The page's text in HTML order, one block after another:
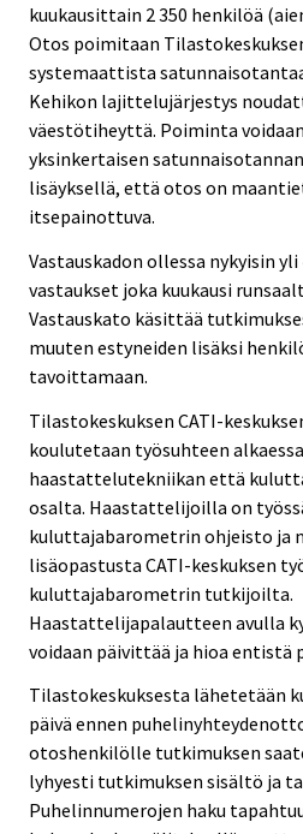
kuukausittain 2 350 henkilöä
Otos poimitaan
systemaattista
Kehikon lajittelujärjestys
väestötiheyttä. Poiminta
yksinkertaisen
lisäyksellä, että otos on
itsepainottuva.
Vastauskadon ollessa nykyisin
vastaukset joka kuukausi
Vastauskato käsittää
muuten estyneiden lisäksi
tavoittamaan.
Tilastokeskuksen CATI-
koulutetaan työsuhteen
haastattelutekniikan että
osalta. Haastattelijoilla on
kuluttajabarometrin ohjeisto ja
lisäopastusta CATI-keskuksen
kuluttajabarometrin tutkijoilta.
Haastattelijapalautteen avulla
voidaan päivittää ja hioa entistä
Tilastokeskuksesta lähetetään
päivä ennen
otoshenkilölle tutkimuksen
lyhyesti tutkimuksen sisältö ja
Puhelinnumerojen haku